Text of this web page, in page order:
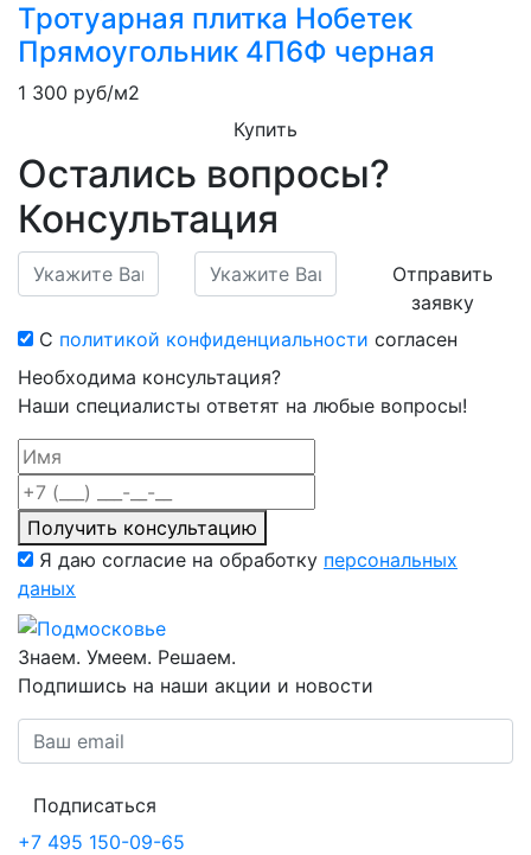
Тротуарная плитка Нобетек
Прямоугольник 4П6Ф черная
1 300 руб/м2
Купить
Остались вопросы?
Консультация
Отправить
заявку
С политикой конфиденциальности согласен
Необходима консультация?
Наши специалисты ответят на любые вопросы!
Получить консультацию
Я даю согласие на обработку персональных
даных
Знаем. Умеем. Решаем.
Подпишись на наши акции и новости
Подписаться
+7 495 150-09-65